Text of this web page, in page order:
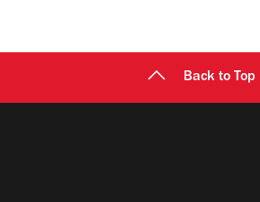
Back to Top